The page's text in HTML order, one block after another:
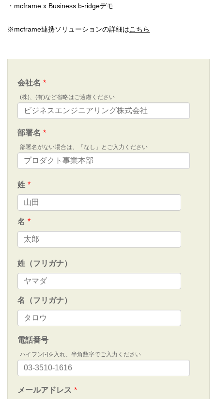
・mcframe x Business b-ridgeデモ
※mcframe連携ソリューションの詳細はこちら
会社名 *
(株)、(有)など省略はご遠慮ください
部署名 *
部署名がない場合は、「なし」とご入力ください
姓 *
名 *
姓（フリガナ）
名（フリガナ）
電話番号
ハイフン[-]を入れ、半角数字でご入力ください
メールアドレス *